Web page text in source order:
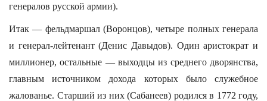
генералов русской армии).
Итак — фельдмаршал (Воронцов), четыре полных генерала
и генерал-лейтенант (Денис Давыдов). Один аристократ и
миллионер, остальные — выходцы из среднего дворянства,
главным источником дохода которых было служебное
жалованье. Старший из них (Сабанеев) родился в 1772 году,